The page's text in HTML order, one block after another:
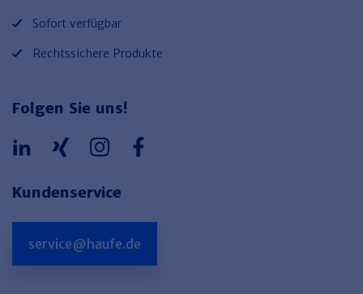
Sofort verfügbar
Rechtssichere Produkte
Folgen Sie uns!
Kundenservice
service@haufe.de